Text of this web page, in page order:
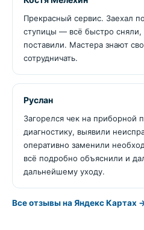
Прекрасный сервис. Заехал
ступицы — всё быстро сняли,
поставили. Мастера знают
сотрудничать.
Руслан
Загорелся чек на приборной
диагностику, выявили
оперативно заменили
всё подробно объяснили и
дальнейшему уходу.
Все отзывы на Яндекс Картах